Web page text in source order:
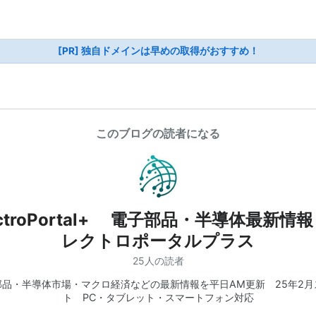
[PR] 独自ドメインは早めの取得がおすすめ！
このブログの読者になる
電子部品・半導体最新情
レクトロポータルプラス
25人の読者
品・半導体市場・マクロ経済などの最新情報を平日AM更新 25年2月
ト PC・タブレット・スマートフォン対応